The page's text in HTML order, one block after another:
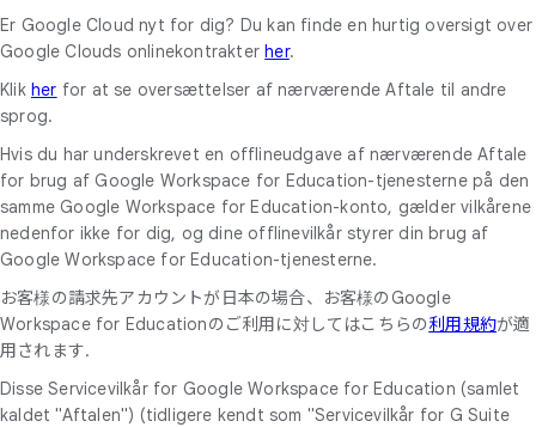
Er Google Cloud nyt for dig? Du kan finde en hurtig oversigt over
Google Clouds onlinekontrakterher.
Klik her for at se oversættelser af nærværende Aftale til andre
sprog.
Hvis du har underskrevet en offlineudgave af nærværende Aftale
for brug af Google Workspace for Education-tjenesterne på den
samme Google Workspace for Education-konto, gælder vilkårene
nedenfor ikke for dig, og dine offlinevilkår styrer din brug af
Google Workspace for Education-tjenesterne.
お客様の請求先アカウントが日本の場合、お客様のGoogle
Workspace for Educationのご利用に対してはこちらの利用規約が適
用されます.
Disse Servicevilkår for Google Workspace for Education (samlet
kaldet "Aftalen") (tidligere kendt som "Servicevilkår for G Suite